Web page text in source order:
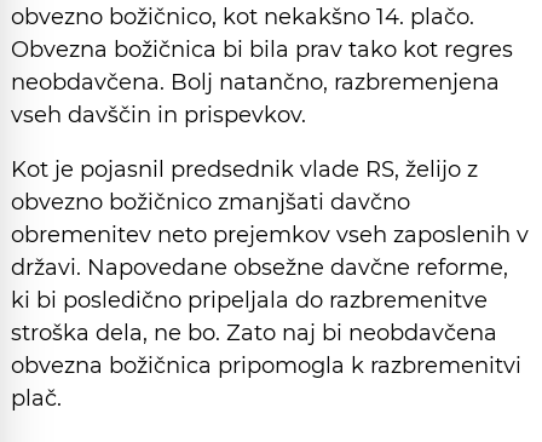
obvezno božičnico, kot nekakšno 14. plačo.
Obvezna božičnica bi bila prav tako kot regres
neobdavčena. Bolj natančno, razbremenjena
vseh davščin in prispevkov.
Kot je pojasnil predsednik vlade RS, želijo z
obvezno božičnico zmanjšati davčno
obremenitev neto prejemkov vseh zaposlenih v
državi. Napovedane obsežne davčne reforme,
ki bi posledično pripeljala do razbremenitve
stroška dela, ne bo. Zato naj bi neobdavčena
obvezna božičnica pripomogla k razbremenitvi
plač.